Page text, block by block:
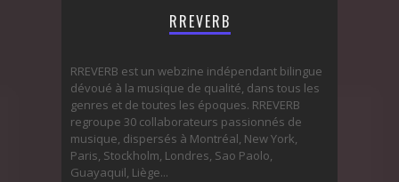
RREVERB
RREVERB est un webzine indépendant bilingue
dévoué à la musique de qualité, dans tous les
genres et de toutes les époques. RREVERB
regroupe 30 collaborateurs passionnés de
musique, dispersés à Montréal, New York,
Paris, Stockholm, Londres, Sao Paolo,
Guayaquil, Liège...